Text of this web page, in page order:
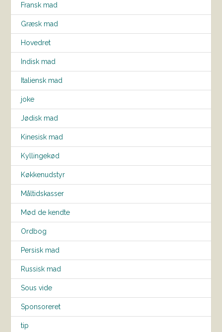
Fransk mad
Græsk mad
Hovedret
Indisk mad
Italiensk mad
joke
Jødisk mad
Kinesisk mad
Kyllingekød
Køkkenudstyr
Måltidskasser
Mød de kendte
Ordbog
Persisk mad
Russisk mad
Sous vide
Sponsoreret
tip